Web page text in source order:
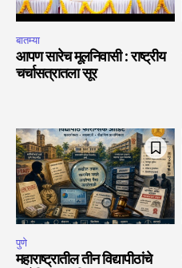
बातम्या
आपण सारेच मूलनिवासी : राष्ट्रीय
चर्चासत्रातला सूर
पुणे
महाराष्ट्रातील तीन विद्यापीठांचे